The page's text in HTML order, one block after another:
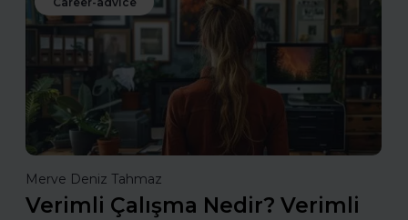
Merve Deniz Tahmaz
Verimli Çalışma Nedir? Verimli